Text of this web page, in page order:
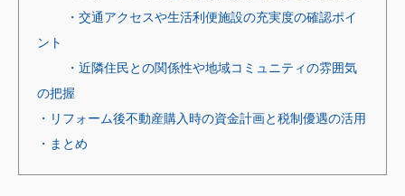
・交通アクセスや生活利便施設の充実度の確認ポイ
ント
・近隣住民との関係性や地域コミュニティの雰囲気
の把握
・リフォーム後不動産購入時の資金計画と税制優遇の活用
・まとめ